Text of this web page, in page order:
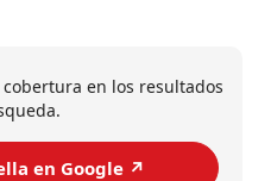
en los resultados
en Google ↗️